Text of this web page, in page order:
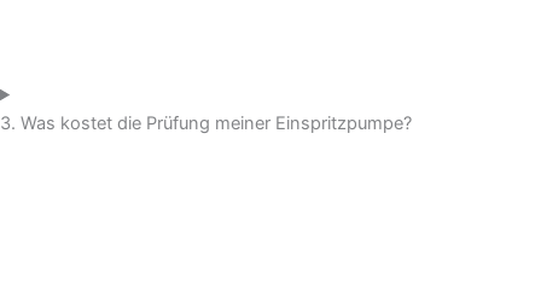
3. Was kostet die Prüfung meiner Einspritzpumpe?